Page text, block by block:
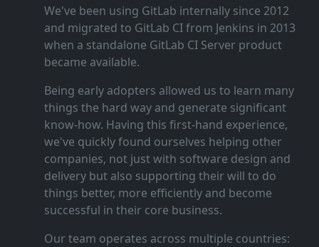
We've been using GitLab internally since 2012
and migrated to GitLab CI from Jenkins in 2013
when a standalone GitLab CI Server product
became available.
Being early adopters allowed us to learn many
things the hard way and generate significant
know‑how. Having this first‑hand experience,
we've quickly found ourselves helping other
companies, not just with software design and
delivery but also supporting their will to do
things better, more efficiently and become
successful in their core business.
Our team operates across multiple countries: